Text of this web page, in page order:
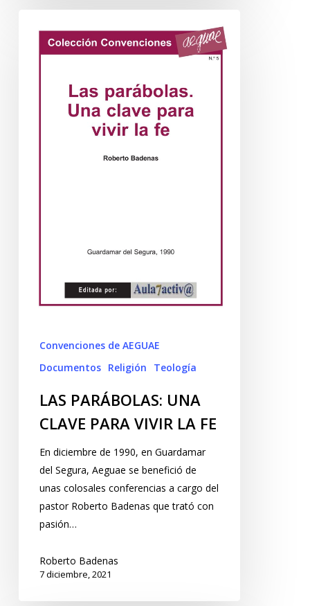
Convenciones de AEGUAE
Documentos Religión Teología
LAS PARÁBOLAS: UNA
CLAVE PARA VIVIR LA FE
En diciembre de 1990, en Guardamar
del Segura, Aeguae se benefició de
unas colosales conferencias a cargo del
pastor Roberto Badenas que trató con
pasión…
Roberto Badenas
7 diciembre, 2021